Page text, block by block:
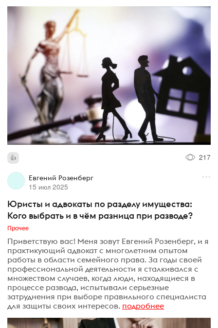
217
Евгений Розенберг
15 июл 2025
Юристы и адвокаты по разделу имущества:
Кого выбрать и в чём разница при разводе?
Прочее
Приветствую вас! Меня зовут Евгений Розенберг, и я
практикующий адвокат с многолетним опытом
работы в области семейного права. За годы своей
профессиональной деятельности я сталкивался с
множеством случаев, когда люди, находящиеся в
процессе развода, испытывали серьезные
затруднения при выборе правильного специалиста
для защиты своих интересов. подробнее